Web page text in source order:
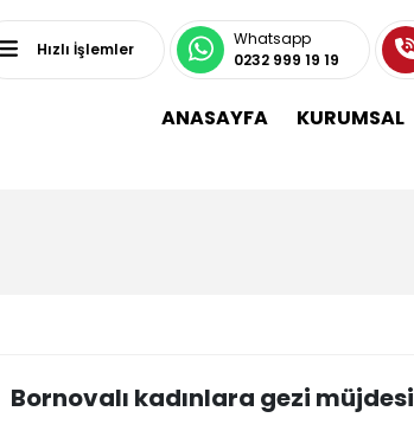
Hızlı İşlemler
Whatsapp
0232 999 19 19
ANASAYFA KURUMSAL
Bornovalı kadınlara gezi müjdesi